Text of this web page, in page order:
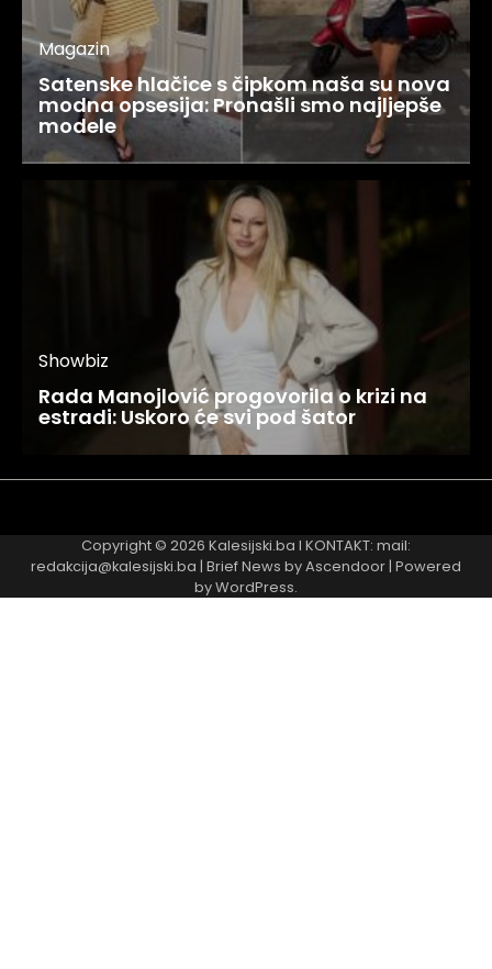
Magazin
Satenske hlačice s čipkom naša su nova
modna opsesija: Pronašli smo najljepše
modele
Showbiz
Rada Manojlović progovorila o krizi na
estradi: Uskoro će svi pod šator
Copyright © 2026 Kalesijski.ba I KONTAKT: mail:
redakcija@kalesijski.ba | Brief News byAscendoor| Powered
byWordPress.